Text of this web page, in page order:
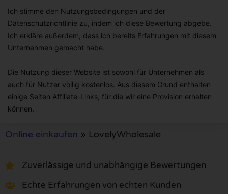
Ich stimme den Nutzungsbedingungen und der
Datenschutzrichtlinie zu, indem ich diese Bewertung abgebe.
Ich erkläre außerdem, dass ich bereits Erfahrungen mit diesem
Unternehmen gemacht habe.
Die Nutzung dieser Website ist sowohl für Unternehmen als
auch für Nutzer völlig kostenlos. Aus diesem Grund enthalten
einige Seiten Affiliate-Links, für die wir eine Provision erhalten
können.
Online einkaufen » LovelyWholesale
Zuverlässige und unabhängige Bewertungen
Echte Erfahrungen von echten Kunden